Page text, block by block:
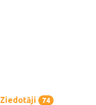
Ziedotāji 74